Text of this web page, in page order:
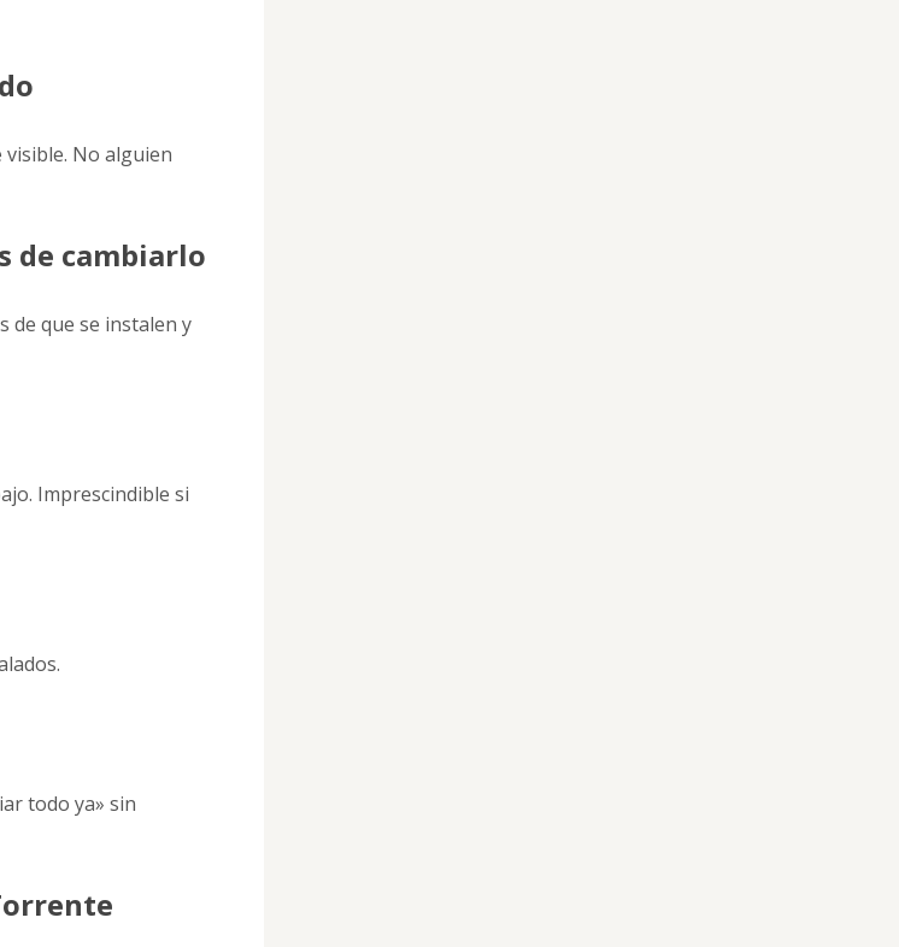
No alguien
de cambiarlo
de que se instalen y
Imprescindible si
todo ya» sin